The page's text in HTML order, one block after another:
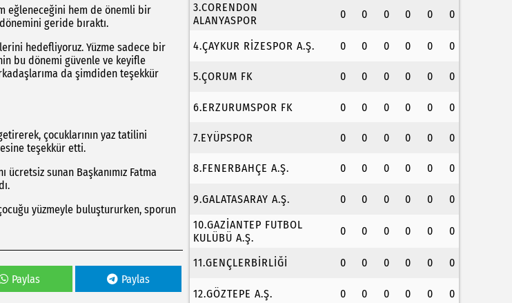
eğleneceğini hem de önemli bir
geride bıraktı.
hedefliyoruz. Yüzme sadece bir
bu dönemi güvenle ve keyifle
da şimdiden teşekkür
çocuklarının yaz tatilini
teşekkür etti.
sunan Başkanımız Fatma
yüzmeyle buluştururken, sporun
Paylas Paylas
3.CORENDON
ALANYASPOR
0 0 0 0 0 0
4.ÇAYKUR RİZESPOR A.Ş. 0 0 0 0 0 0
5.ÇORUM FK 0 0 0 0 0 0
6.ERZURUMSPOR FK 0 0 0 0 0 0
7.EYÜPSPOR 0 0 0 0 0 0
8.FENERBAHÇE A.Ş. 0 0 0 0 0 0
9.GALATASARAY A.Ş. 0 0 0 0 0
0
10.GAZİANTEP FUTBOL
KULÜBÜ A.Ş.
0 0 0 0 0 0
11.GENÇLERBİRLİĞİ 0 0 0 0 0 0
12.GÖZTEPE A.Ş. 0 0 0 0 0
0